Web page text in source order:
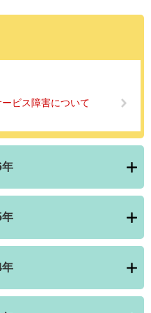
ビス障害について
年
年
年